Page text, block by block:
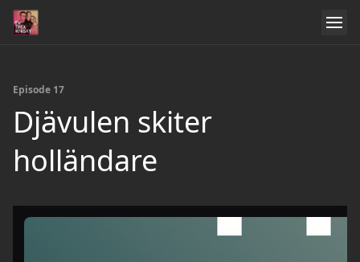
Episode 17
Djävulen skiter
holländare